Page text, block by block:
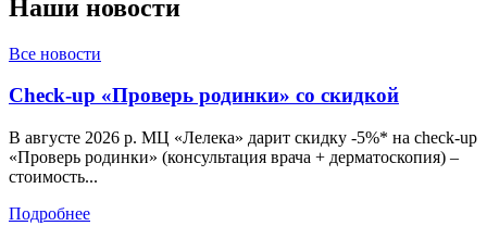
Наши новости
Все новости
Check-up «Проверь родинки» со скидкой
В августе 2026 р. МЦ «Лелека» дарит скидку -5%* на check-up
«Проверь родинки» (консультация врача + дерматоскопия) –
стоимость...
Подробнее